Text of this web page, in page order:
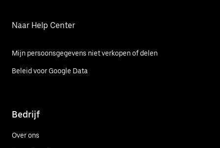
Naar Help Center
Mijn persoonsgegevens niet verkopen of delen
Beleid voor Google Data
Bedrijf
Over ons